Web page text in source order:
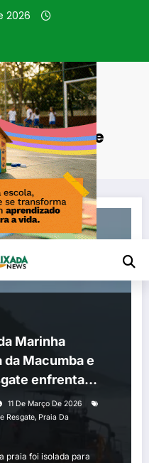
2026
de resgate
de resgate
Marinha
da Macumba e
enfrenta
11 De Março De 2026
Resgate, Praia Da
praia foi isolada para